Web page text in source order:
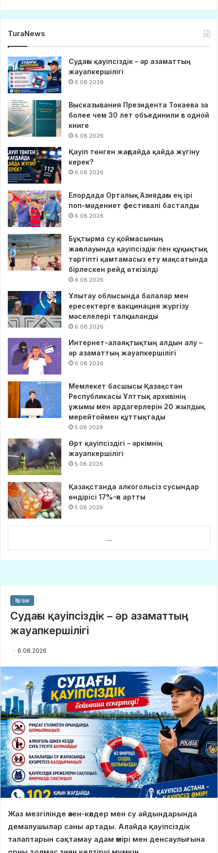
TuraNews
Судағы қауіпсіздік – әр азаматтың
жауапкершілігі
6.08.2026
Высказывания Президента Токаева за
более чем 30 лет объединили в одной
книге
6.08.2026
Қауіп төнген жағдайда қайда жүгіну
керек?
6.08.2026
Елордада Орталық Азиядағы ең ірі
поп-мәдениет фестивалі басталды
6.08.2026
Бұқтырма су қоймасының
жағалауында қауіпсіздік пен құқықтық
тәртіпті қамтамасыз ету мақсатында
бірлескен рейд өткізілді
6.08.2026
Ұлытау облысында балалар мен
ересектерге вакцинация жүргізу
мәселелері талқыланды
6.08.2026
Интернет-алаяқтықтың алдын алу –
әр азаматтың жауапкершілігі
6.08.2026
Мемлекет басшысы Қазақстан
Республикасы Ұлттық архивінің
ұжымы мен ардагерлерін 20 жылдық
мерейтоймен құттықтады
5.08.2026
Өрт қауіпсіздігі – әркімнің
жауапкершілігі
5.08.2026
Қазақстанда алкогольсіз сусындар
өндірісі 17%-ға артты
5.08.2026
...